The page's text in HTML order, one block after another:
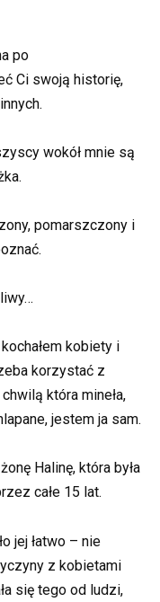
po
Ci swoją historię,
wokół mnie są
pomarszczony i
kobiety i
korzystać z
która mineła,
jestem ja sam.
Halinę, która była
całe 15 lat.
jej łatwo – nie
z kobietami
się tego od ludzi,